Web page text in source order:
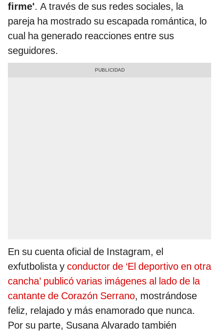
firme'. A través de sus redes sociales, la
pareja ha mostrado su escapada romántica, lo
cual ha generado reacciones entre sus
seguidores.
En su cuenta oficial de Instagram, el
exfutbolista y conductor de ‘El deportivo en otra
cancha’ publicó varias imágenes al lado de la
cantante de Corazón Serrano, mostrándose
feliz, relajado y más enamorado que nunca.
Por su parte, Susana Alvarado también